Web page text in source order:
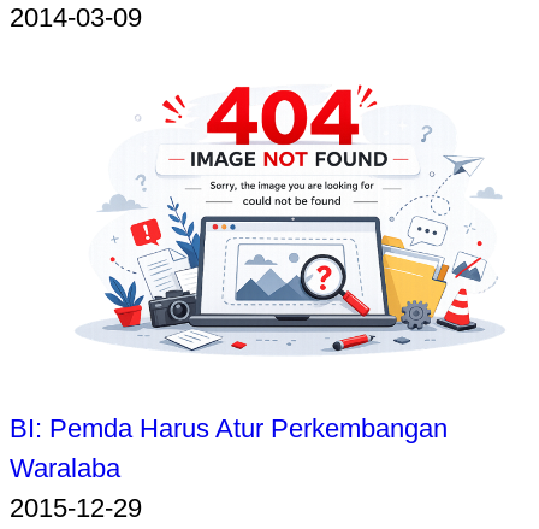
2014-03-09
BI: Pemda Harus Atur Perkembangan
Waralaba
2015-12-29